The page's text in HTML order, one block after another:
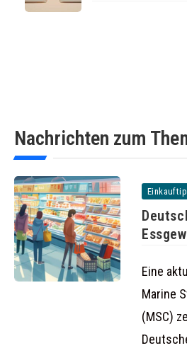
Nachrichten zum
Eine
Marine
(MSC)